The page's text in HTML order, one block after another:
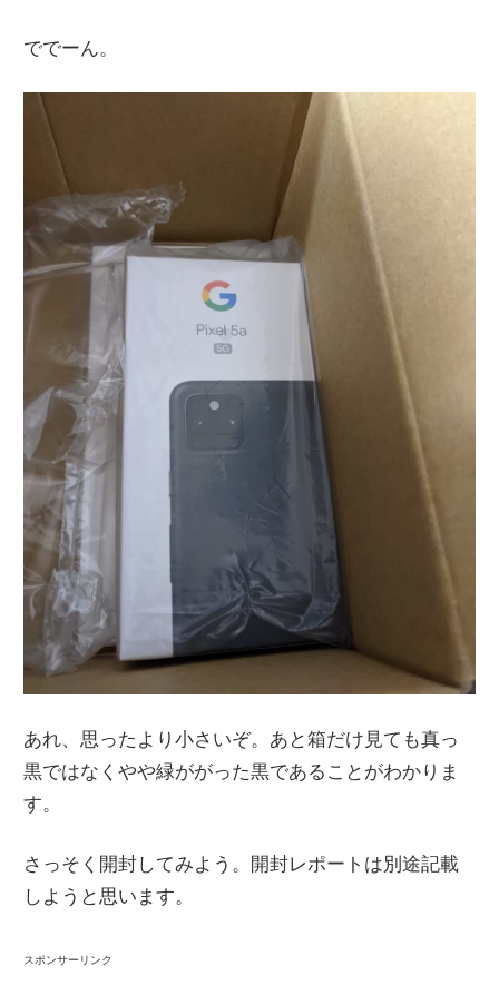
ででーん。
あれ、思ったより小さいぞ。あと箱だけ見ても真っ
黒ではなくやや緑ががった黒であることがわかりま
す。
さっそく開封してみよう。開封レポートは別途記載
しようと思います。
スポンサーリンク